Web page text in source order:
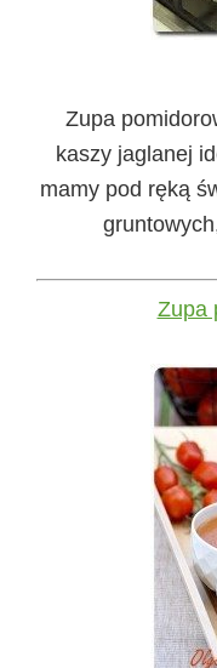
Zupa
kaszy jaglanej
mamy pod ręką
Zupa